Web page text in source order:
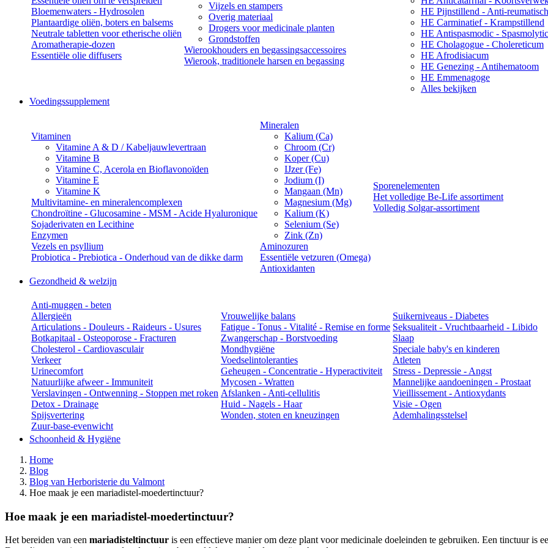
Bloemenwaters - Hydrosolen
Plantaardige oliën, boters en balsems
Neutrale tabletten voor etherische oliën
Aromatherapie-dozen
Essentiële olie diffusers
Vijzels en stampers
Overig materiaal
Drogers voor medicinale planten
Grondstoffen
Wierookhouders en begassingsaccessoires
Wierook, traditionele harsen en begassing
HE Pijnstillend - Anti-reumatisch
HE Carminatief - Krampstillend
HE Antispasmodic -
HE Cholagogue - Cholereticum
HE Afrodisiacum
HE Genezing - Antihematoom
HE Emmenagoge
Alles bekijken
Voedingssupplement
Vitaminen
Vitamine A & D / Kabeljauwlevertraan
Vitamine B
Vitamine C, Acerola en Bioflavonoïden
Vitamine E
Vitamine K
Multivitamine- en mineralencomplexen
Chondroïtine - Glucosamine - MSM - Acide Hyaluronique
Sojaderivaten en Lecithine
Enzymen
Vezels en psyllium
Probiotica - Prebiotica - Onderhoud van de dikke darm
Mineralen
Kalium (Ca)
Chroom (Cr)
Koper (Cu)
IJzer (Fe)
Jodium (I)
Mangaan (Mn)
Magnesium (Mg)
Kalium (K)
Selenium (Se)
Zink (Zn)
Aminozuren
Essentiële vetzuren (Omega)
Antioxidanten
Sporenelementen
Het volledige Be-Life assortiment
Volledig Solgar-assortiment
Gezondheid & welzijn
Anti-muggen - beten
Allergieën
Articulations - Douleurs - Raideurs - Usures
Botkapitaal - Osteoporose - Fracturen
Cholesterol - Cardiovasculair
Verkeer
Urinecomfort
Natuurlijke afweer - Immuniteit
Verslavingen - Ontwenning - Stoppen met roken
Detox - Drainage
Spijsvertering
Zuur-base-evenwicht
Vrouwelijke balans
Fatigue - Tonus - Vitalité - Remise en forme
Zwangerschap - Borstvoeding
Mondhygiëne
Voedselintoleranties
Geheugen - Concentratie - Hyperactiviteit
Mycosen - Wratten
Afslanken - Anti-cellulitis
Huid - Nagels - Haar
Wonden, stoten en kneuzingen
Suikerniveaus - Diabetes
Seksualiteit - Vruchtbaarheid - Libido
Slaap
Speciale baby's en kinderen
Atleten
Stress - Depressie - Angst
Mannelijke aandoeningen - Prostaat
Vieillissement - Antioxydants
Visie - Ogen
Ademhalingsstelsel
Schoonheid & Hygiëne
Home
Blog
Blog van Herboristerie du Valmont
Hoe maak je een mariadistel-moedertinctuur?
Hoe maak je een mariadistel-moedertinctuur?
Het bereiden van een mariadisteltinctuur is een effectieve manier om deze plant voor medicinale doeleinden te gebruiken. Een tinctuur is